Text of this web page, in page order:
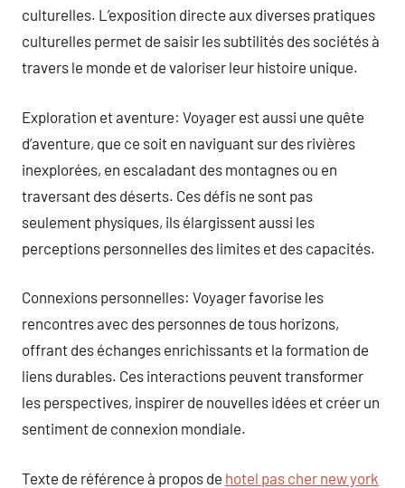
culturelles. L’exposition directe aux diverses pratiques
culturelles permet de saisir les subtilités des sociétés à
travers le monde et de valoriser leur histoire unique.
Exploration et aventure: Voyager est aussi une quête
d’aventure, que ce soit en naviguant sur des rivières
inexplorées, en escaladant des montagnes ou en
traversant des déserts. Ces défis ne sont pas
seulement physiques, ils élargissent aussi les
perceptions personnelles des limites et des capacités.
Connexions personnelles: Voyager favorise les
rencontres avec des personnes de tous horizons,
offrant des échanges enrichissants et la formation de
liens durables. Ces interactions peuvent transformer
les perspectives, inspirer de nouvelles idées et créer un
sentiment de connexion mondiale.
Texte de référence à propos de hotel pas cher new york